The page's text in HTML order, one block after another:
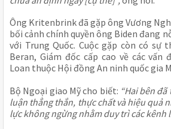
Ông Kritenbrink đã gặp ông Vương
bối cảnh chính quyền ông Biden đang
với Trung Quốc. Cuộc gặp còn có sự
Beran, Giám đốc cấp cao về các vấn
Loan thuộc Hội đồng An ninh quốc gia
Bộ Ngoại giao Mỹ cho biết: “Hai bên
luận thẳng thắn, thực chất và hiệu quả
lực không ngừng nhằm duy trì các kênh